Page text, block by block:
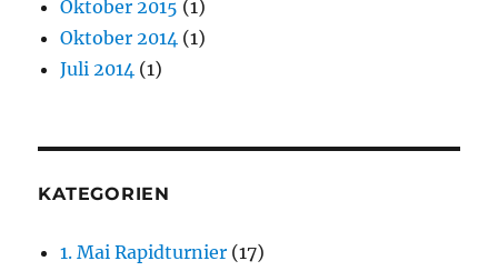
Oktober 2015 (1)
Oktober 2014 (1)
Juli 2014 (1)
KATEGORIEN
1. Mai Rapidturnier (17)